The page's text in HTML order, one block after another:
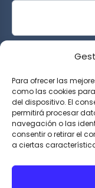
Para ofrecer las
como las cookies
del dispositivo. El
permitirá procesar
navegación o las
consentir o retirar el
a ciertas
© 2026 Sports &